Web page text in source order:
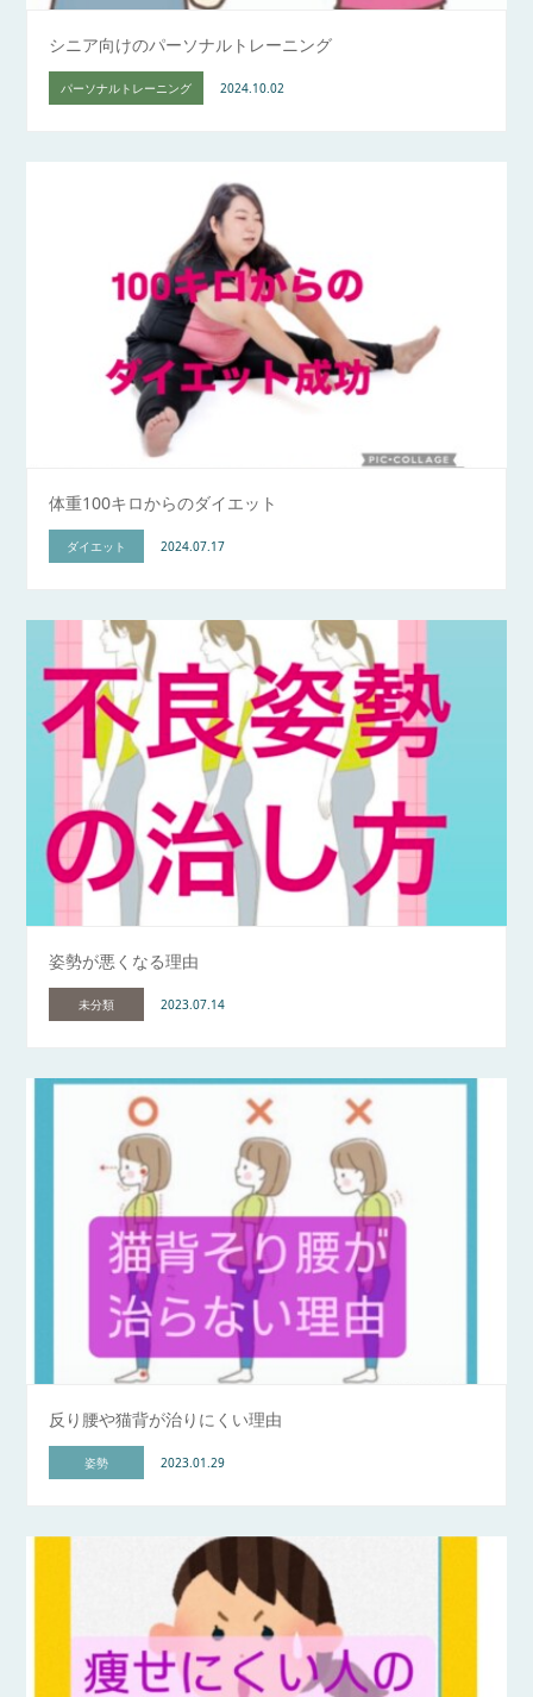
シニア向けのパーソナルトレーニング
パーソナルトレーニング 2024.10.02
体重100キロからのダイエット
ダイエット 2024.07.17
姿勢が悪くなる理由
未分類 2023.07.14
反り腰や猫背が治りにくい理由
姿勢 2023.01.29